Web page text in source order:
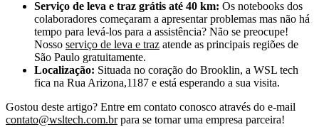
Serviço de leva e traz grátis até 40 km: Os notebooks dos
colaboradores começaram a apresentar problemas mas não há
tempo para levá-los para a assistência? Não se preocupe!
Nosso serviço de leva e traz atende as principais regiões de
São Paulo gratuitamente.
Localização: Situada no coração do Brooklin, a WSL tech
fica na Rua Arizona,1187 e está esperando a sua visita.
Gostou deste artigo? Entre em contato conosco através do e-mail
contato@wsltech.com.brpara se tornar uma empresa parceira!